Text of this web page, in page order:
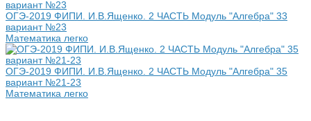
ОГЭ-2019 ФИПИ. И.В.Ященко. 2 ЧАСТЬ Модуль "Алгебра" 33
вариант №23
Математика легко
ОГЭ-2019 ФИПИ. И.В.Ященко. 2 ЧАСТЬ Модуль "Алгебра" 35
вариант №21-23
Математика легко